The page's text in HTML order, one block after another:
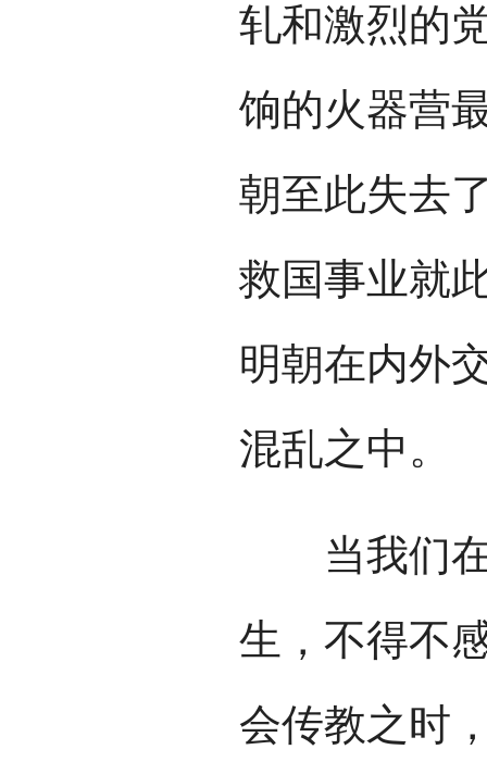
轧和激烈的
饷的火器营
朝至此失去
救国事业就
明朝在内外
混乱之中。
当我们在
生，不得不
会传教之时